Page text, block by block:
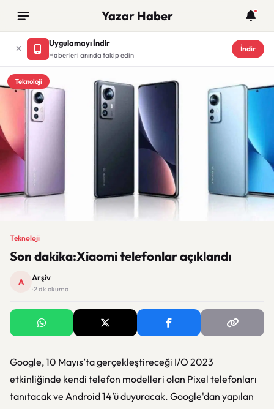
Yazar Haber
Uygulamayı İndir
Haberleri anında takip edin
İndir
Teknoloji
Teknoloji
Son dakika:Xiaomi telefonlar açıklandı
A Arşiv
· 2 dk okuma
Google, 10 Mayıs’ta gerçekleştireceği I/O 2023
etkinliğinde kendi telefon modelleri olan Pixel telefonları
tanıtacak ve Android 14’ü duyuracak. Google'dan yapılan